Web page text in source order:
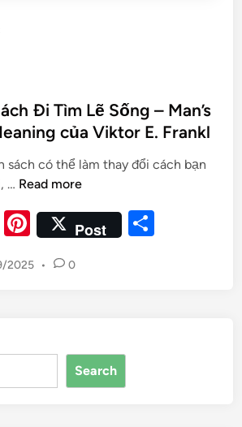
Đi Tìm Lẽ Sống – Man’s
của Viktor E. Frankl
sách có thể làm thay đổi cách bạn
… Read more
T
Pi
er
Post
2025 • 0
Search